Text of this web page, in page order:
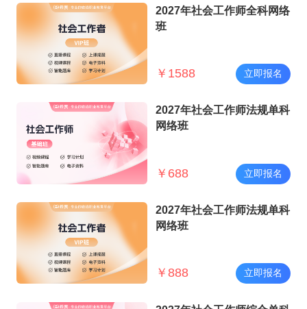
2027年社会工作师全科网络
班
￥ 1588 立即报名
2027年社会工作师法规单科
网络班
￥ 688 立即报名
2027年社会工作师法规单科
网络班
￥ 888 立即报名